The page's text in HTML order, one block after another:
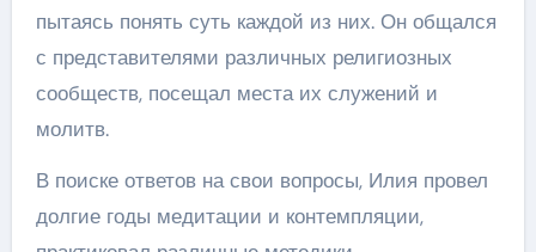
пытаясь понять суть каждой из них. Он общался
с представителями различных религиозных
сообществ, посещал места их служений и
молитв.
В поиске ответов на свои вопросы, Илия провел
долгие годы медитации и контемпляции,